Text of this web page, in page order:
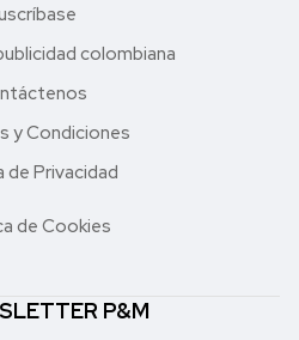
colombiana
y Condiciones
de Privacidad
de Cookies
P&M